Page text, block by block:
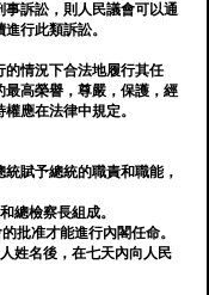
訴訟，則人民議會可以通
行此類訴訟。
情況下合法地履行其任
高榮譽，尊嚴，保護，經
應在法律中規定。
賦予總統的職責和職能，
總檢察長組成。
批准才能進行內閣任命。
姓名後，在七天內向人民